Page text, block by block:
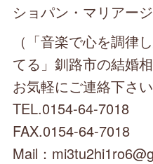
ショパン・マリアー
（「音楽で心を調律
てる」釧路市の結婚相
お気軽にご連絡下さい
TEL.0154-64-7018
FAX.0154-64-7018
Mail：